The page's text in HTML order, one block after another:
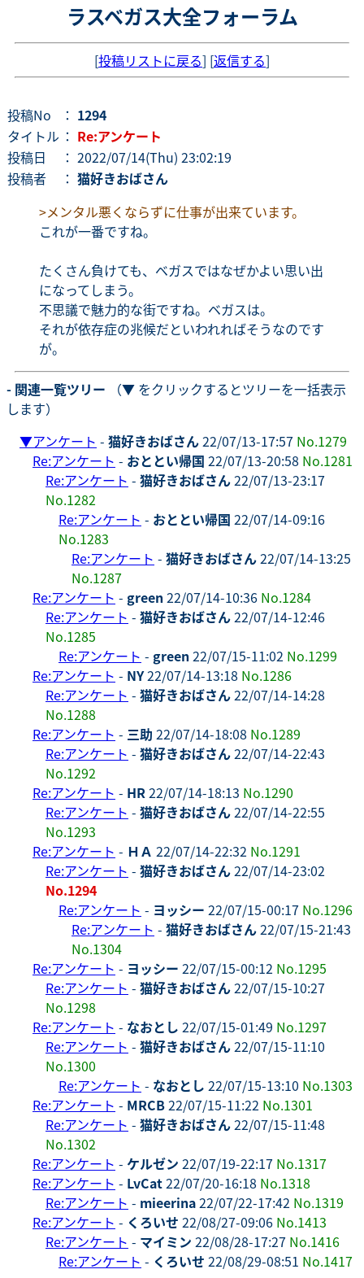
ラスベガス大全フォーラム
[投稿リストに戻る] [返信する]
投稿No ： 1294
タイトル ： Re:アンケート
投稿日
： 2022/07/14(Thu) 23:02:19
投稿者
： 猫好きおばさん
>メンタル悪くならずに仕事が出来ています。
これが一番ですね。
たくさん負けても、ベガスではなぜかよい思い出
になってしまう。
不思議で魅力的な街ですね。ベガスは。
それが依存症の兆候だといわれればそうなのです
が。
- 関連一覧ツリー （▼ をクリックするとツリーを一括表示
します）
▼アンケート - 猫好きおばさん22/07/13-17:57 No.1279
Re:アンケート - おととい帰国 22/07/13-20:58 No.1281
Re:アンケート - 猫好きおばさん22/07/13-23:17
No.1282
Re:アンケート - おととい帰国 22/07/14-09:16
No.1283
Re:アンケート - 猫好きおばさん22/07/14-13:25
No.1287
Re:アンケート - green 22/07/14-10:36 No.1284
Re:アンケート - 猫好きおばさん22/07/14-12:46
No.1285
Re:アンケート - green 22/07/15-11:02 No.1299
Re:アンケート - NY22/07/14-13:18 No.1286
Re:アンケート - 猫好きおばさん22/07/14-14:28
No.1288
Re:アンケート - 三助 22/07/14-18:08 No.1289
Re:アンケート - 猫好きおばさん22/07/14-22:43
No.1292
Re:アンケート - HR22/07/14-18:13 No.1290
Re:アンケート - 猫好きおばさん22/07/14-22:55
No.1293
Re:アンケート - ＨＡ 22/07/14-22:32 No.1291
Re:アンケート - 猫好きおばさん22/07/14-23:02
No.1294
Re:アンケート - ヨッシー 22/07/15-00:17 No.1296
Re:アンケート - 猫好きおばさん22/07/15-21:43
No.1304
Re:アンケート - ヨッシー 22/07/15-00:12 No.1295
Re:アンケート - 猫好きおばさん22/07/15-10:27
No.1298
Re:アンケート - なおとし 22/07/15-01:49 No.1297
Re:アンケート - 猫好きおばさん22/07/15-11:10
No.1300
Re:アンケート - なおとし 22/07/15-13:10 No.1303
Re:アンケート - MRCB22/07/15-11:22 No.1301
Re:アンケート - 猫好きおばさん22/07/15-11:48
No.1302
Re:アンケート - ケルゼン 22/07/19-22:17 No.1317
Re:アンケート - LvCat22/07/20-16:18 No.1318
Re:アンケート - mieerina22/07/22-17:42 No.1319
Re:アンケート - くろいせ 22/08/27-09:06 No.1413
Re:アンケート - マイミン 22/08/28-17:27 No.1416
Re:アンケート - くろいせ 22/08/29-08:51 No.1417